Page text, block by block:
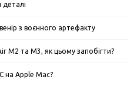
деталі
з воєнного артефакту
M2 та M3, як цьому запобігти?
на Apple Mac?